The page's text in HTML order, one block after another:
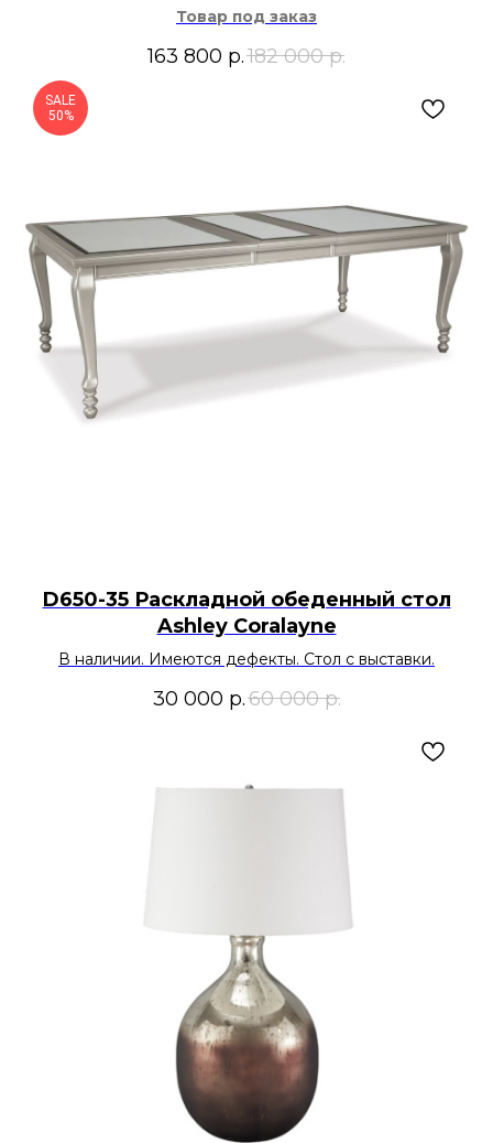
Товар под заказ
163 800 р.182 000 р.
SALE
50%
D650-35 Раскладной обеденный стол
Ashley Coralayne
В наличии. Имеются дефекты. Стол с выставки.
30 000 р.60 000 р.